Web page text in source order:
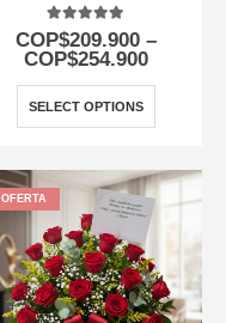
5.00out of 5
COP$209.900 –
COP$254.900
SELECT OPTIONS
OFERTA